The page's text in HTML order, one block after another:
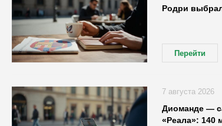
Родри
Перейти
Диоманде —
«Реала»: 140
7 августа 2026